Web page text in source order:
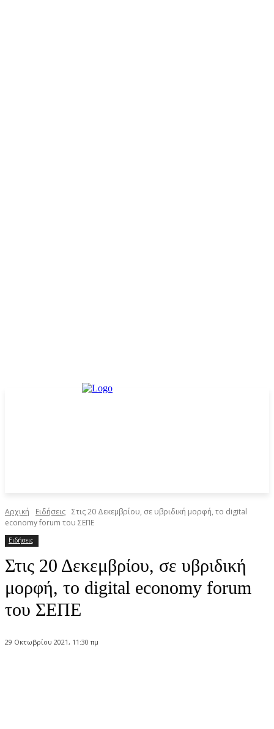
Αρχική Ειδήσεις Στις 20 Δεκεμβρίου, σε υβριδική μορφή, το digital
economy forum του ΣΕΠΕ
Ειδήσεις
Στις 20 Δεκεμβρίου, σε υβριδική
μορφή, το digital economy forum
του ΣΕΠΕ
29 Οκτωβρίου 2021, 11:30 πμ